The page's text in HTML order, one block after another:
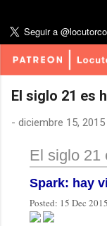
El siglo 21 es
- diciembre 15, 2015
El siglo 21
Spark: hay
Posted: 15 Dec